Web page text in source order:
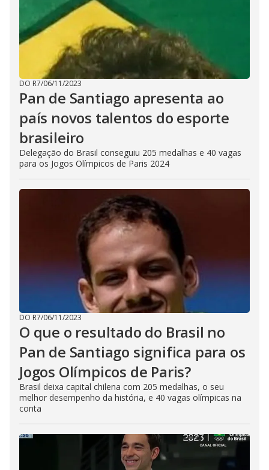
DO R7/06/11/2023
Pan de Santiago apresenta ao
país novos talentos do esporte
brasileiro
Delegação do Brasil conseguiu 205 medalhas e 40 vagas
para os Jogos Olímpicos de Paris 2024
DO R7/06/11/2023
O que o resultado do Brasil no
Pan de Santiago significa para os
Jogos Olímpicos de Paris?
Brasil deixa capital chilena com 205 medalhas, o seu
melhor desempenho da história, e 40 vagas olímpicas na
conta